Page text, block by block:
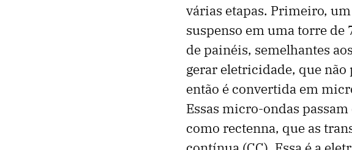
várias etapas. Primeiro,
suspenso em uma torre
de painéis, semelhantes
gerar eletricidade, que
então é convertida em
Essas micro-ondas
como rectenna, que as